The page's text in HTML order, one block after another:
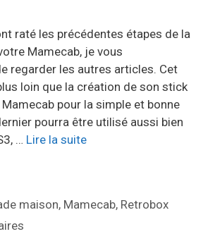
raté les précédentes étapes de la
Mamecab, je vous
regarder les autres articles. Cet
loin que la création de son stick
pour la simple et bonne
pourra être utilisé aussi bien
… Lire la suite
maison, Mamecab, Retrobox